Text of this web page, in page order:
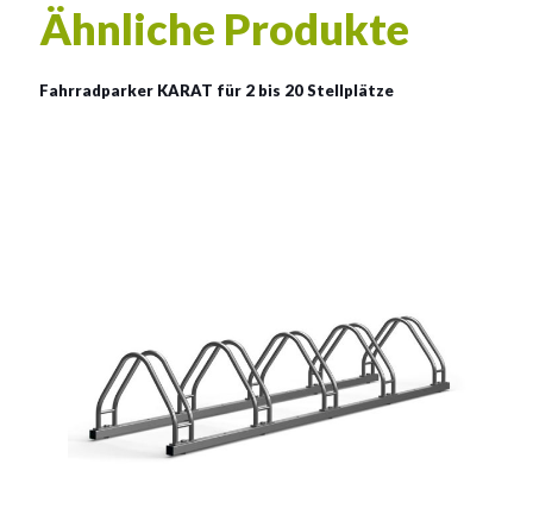
Ähnliche Produkte
Fahrradparker KARAT für 2 bis 20 Stellplätze